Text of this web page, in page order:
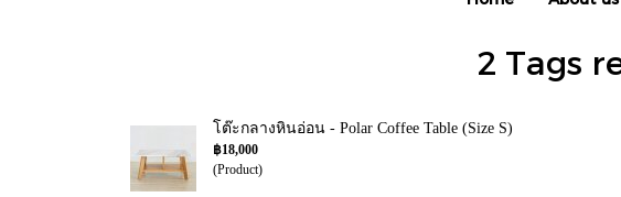
2 Tags
โต๊ะกลางหินอ่อน - Polar Coffee Table (Size S)
฿18,000
(Product)